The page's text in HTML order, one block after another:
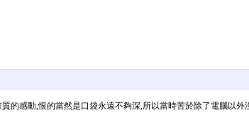
的感動,恨的當然是口袋永遠不夠深,所以當時苦於除了電腦以